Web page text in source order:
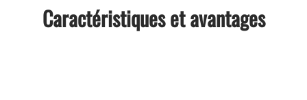
Caractéristiques et avantages